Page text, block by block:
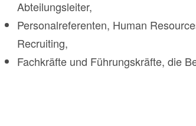
Abteilungsleiter,
Personalreferenten, Human
Recruiting,
Fachkräfte und Führungskräfte, die